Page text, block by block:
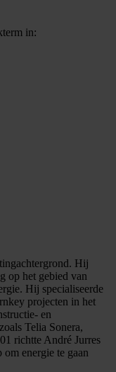
in:
Hij
op het gebied van
Hij specialiseerde
projecten in het
en
Telia Sonera,
richtte André Jurres
energie te gaan